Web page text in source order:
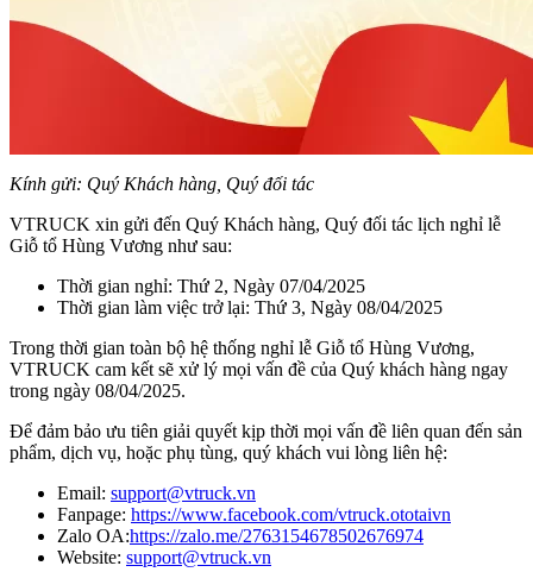
Kính gửi: Quý Khách hàng, Quý đối tác
VTRUCK xin gửi đến Quý Khách hàng, Quý đối tác lịch nghỉ lễ
Giỗ tổ Hùng Vương như sau:
Thời gian nghỉ: Thứ 2, Ngày 07/04/2025
Thời gian làm việc trở lại: Thứ 3, Ngày 08/04/2025
Trong thời gian toàn bộ hệ thống nghỉ lễ Giỗ tổ Hùng Vương,
VTRUCK cam kết sẽ xử lý mọi vấn đề của Quý khách hàng ngay
trong ngày 08/04/2025.
Để đảm bảo ưu tiên giải quyết kịp thời mọi vấn đề liên quan đến sản
phẩm, dịch vụ, hoặc phụ tùng, quý khách vui lòng liên hệ:
Email: support@vtruck.vn
Fanpage: https://www.facebook.com/vtruck.ototaivn
Zalo OA:https://zalo.me/2763154678502676974
Website: support@vtruck.vn